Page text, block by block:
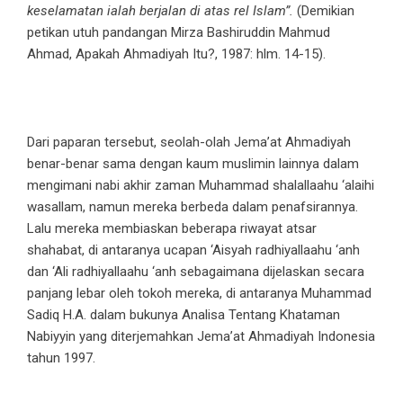
keselamatan ialah berjalan di atas rel Islam”. (Demikian
petikan utuh pandangan Mirza Bashiruddin Mahmud
Ahmad, Apakah Ahmadiyah Itu?, 1987: hlm. 14-15).
Dari paparan tersebut, seolah-olah Jema’at Ahmadiyah
benar-benar sama dengan kaum muslimin lainnya dalam
mengimani nabi akhir zaman Muhammad shalallaahu ‘alaihi
wasallam, namun mereka berbeda dalam penafsirannya.
Lalu mereka membiaskan beberapa riwayat atsar
shahabat, di antaranya ucapan ‘Aisyah radhiyallaahu ‘anh
dan ‘Ali radhiyallaahu ‘anh sebagaimana dijelaskan secara
panjang lebar oleh tokoh mereka, di antaranya Muhammad
Sadiq H.A. dalam bukunya Analisa Tentang Khataman
Nabiyyin yang diterjemahkan Jema’at Ahmadiyah Indonesia
tahun 1997.